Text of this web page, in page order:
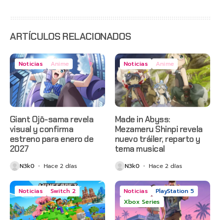
ARTÍCULOS RELACIONADOS
Noticias Anime
Giant Ojō-sama revela
visual y confirma
estreno para enero de
2027
N3k0 Hace 2 días
Noticias Anime
Made in Abyss:
Mezameru Shinpi revela
nuevo tráiler, reparto y
tema musical
N3k0 Hace 2 días
Noticias Switch 2 Noticias
PlayStation 5
Xbox Series